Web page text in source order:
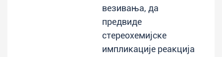
везивања, да
предвиде
стереохемијске
импликације реакција